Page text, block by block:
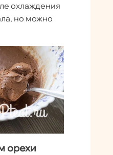
охлаждения
но можно
орехи